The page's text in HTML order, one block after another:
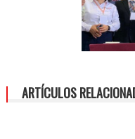
ARTÍCULOS